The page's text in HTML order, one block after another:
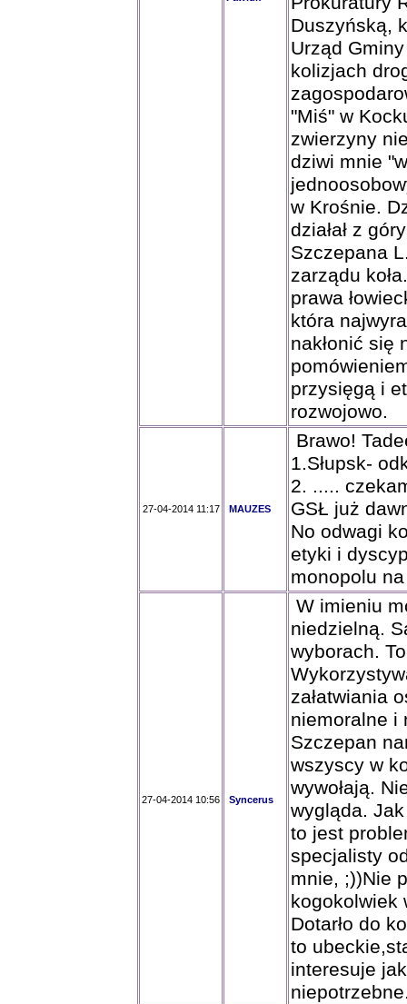
Duszyńską,
Urząd
kolizjach
"Miś" w
zwierzyny
dziwi mnie
w Krośnie.
działał z
Szczepana
zarządu
prawa
która
nakłonić się
przysięgą i
rozwojowo.
27-04-2014 11:17 MAUZES
Brawo!
1.Słupsk-
2. .....
GSŁ już
No odwagi
etyki i
monopolu
27-04-2014 10:56 Syncerus
W imieniu
niedzielną.
wyborach.
załatwiania
niemoralne i
Szczepan
wszyscy w
wywołają.
wygląda.
to jest
specjalisty
mnie, ;))Nie
kogokolwiek
Dotarło do
to
interesuje